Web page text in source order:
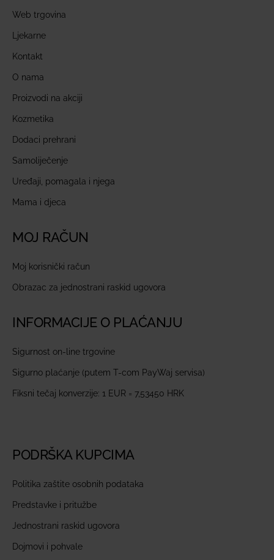
Web trgovina
Ljekarne
Kontakt
O nama
Proizvodi na akciji
Kozmetika
Dodaci prehrani
Samoliječenje
Uređaji, pomagala i njega
Mama i djeca
MOJ RAČUN
Moj korisnički račun
Obrazac za jednostrani raskid ugovora
INFORMACIJE O PLAĆANJU
Sigurnost on-line trgovine
Sigurno plaćanje (putem T-com PayWaj servisa)
Fiksni tečaj konverzije: 1 EUR = 7,53450 HRK
PODRŠKA KUPCIMA
Politika zaštite osobnih podataka
Predstavke i pritužbe
Jednostrani raskid ugovora
Dojmovi i pohvale